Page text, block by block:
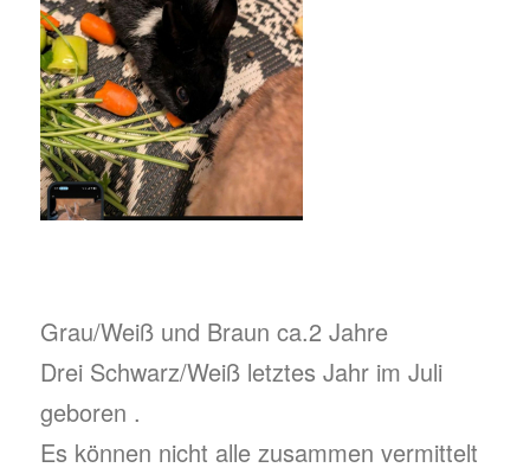
Grau/Weiß und Braun ca.2 Jahre
Drei Schwarz/Weiß letztes Jahr im Juli
geboren .
Es können nicht alle zusammen vermittelt